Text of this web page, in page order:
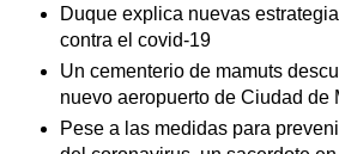
Duque explica nuevas
contra el covid-19
Un cementerio de mamuts
nuevo aeropuerto de Ciudad de
Pese a las medidas para